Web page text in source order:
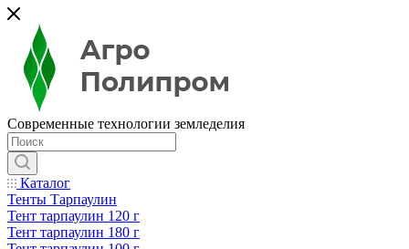
Современные технологии земледелия
Каталог
Тенты Тарпаулин
Тент тарпаулин 120 г
Тент тарпаулин 180 г